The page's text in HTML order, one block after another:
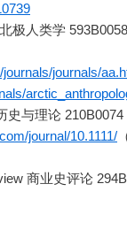
极人类学
journals/
史与理论 210B0074
journal/10.1111/
商业史评论